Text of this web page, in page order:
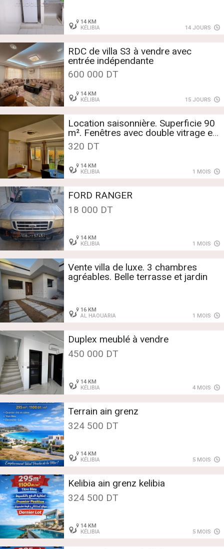
14 KM
KÉLIBIA
14 JOURS
RDC de villa S3 à vendre avec
entrée indépendante
600 000 DT
14 KM
KÉLIBIA
15 JOURS
Location saisonnière. Superficie 90
m². Fenêtres avec double vitrage et
porte blindée
320 DT
14 KM
KÉLIBIA
1 MOIS
FORD RANGER
18 000 DT
14 KM
KÉLIBIA
1 MOIS
Vente villa de luxe. 3 chambres
agréables. Belle terrasse et jardin
16 KM
AL HAOUARIA
1 MOIS
Duplex meublé à vendre
450 000 DT
14 KM
KÉLIBIA
4 MOIS
Terrain ain grenz
324 500 DT
14 KM
KÉLIBIA
5 MOIS
Kelibia ain grenz kelibia
324 500 DT
14 KM
KÉLIBIA
5 MOIS